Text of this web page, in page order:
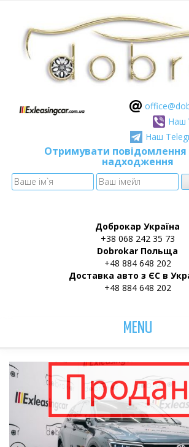
Наш
Наш
Отримувати повідомлення
надходження
Доброкар Україна
+38 068 242 35 73
Dobrokar Польща
+48 884 648 202
Доставка авто з ЄС в
+48 884 648 202
MENU